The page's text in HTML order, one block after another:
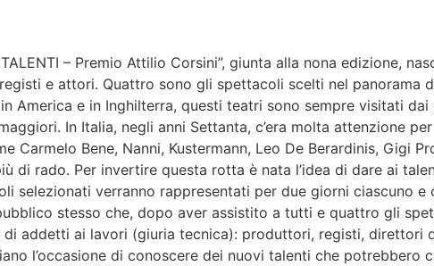
TALENTI – Premio Attilio Corsini”, giunta alla nona edizione,
e attori. Quattro sono gli spettacoli scelti nel panorama
America e in Inghilterra, questi teatri sono sempre visitati
In Italia, negli anni Settanta, c’era molta attenzione
Carmelo Bene, Nanni, Kustermann, Leo De Berardinis, Gigi
di rado. Per invertire questa rotta è nata l’idea di dare ai
selezionati verranno rappresentati per due giorni ciascuno
stesso che, dopo aver assistito a tutti e quattro gli
di addetti ai lavori (giuria tecnica): produttori, registi,
l’occasione di conoscere dei nuovi talenti che